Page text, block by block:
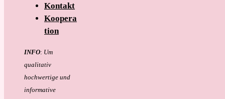
Kontakt
Koopera
tion
INFO: Um
qualitativ
hochwertige und
informative